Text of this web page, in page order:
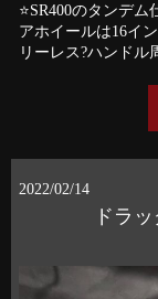
⭐️⁡SR400のタンデ
アホイールは16イ
リーレス?ハンド
2022/02/14
ドラ